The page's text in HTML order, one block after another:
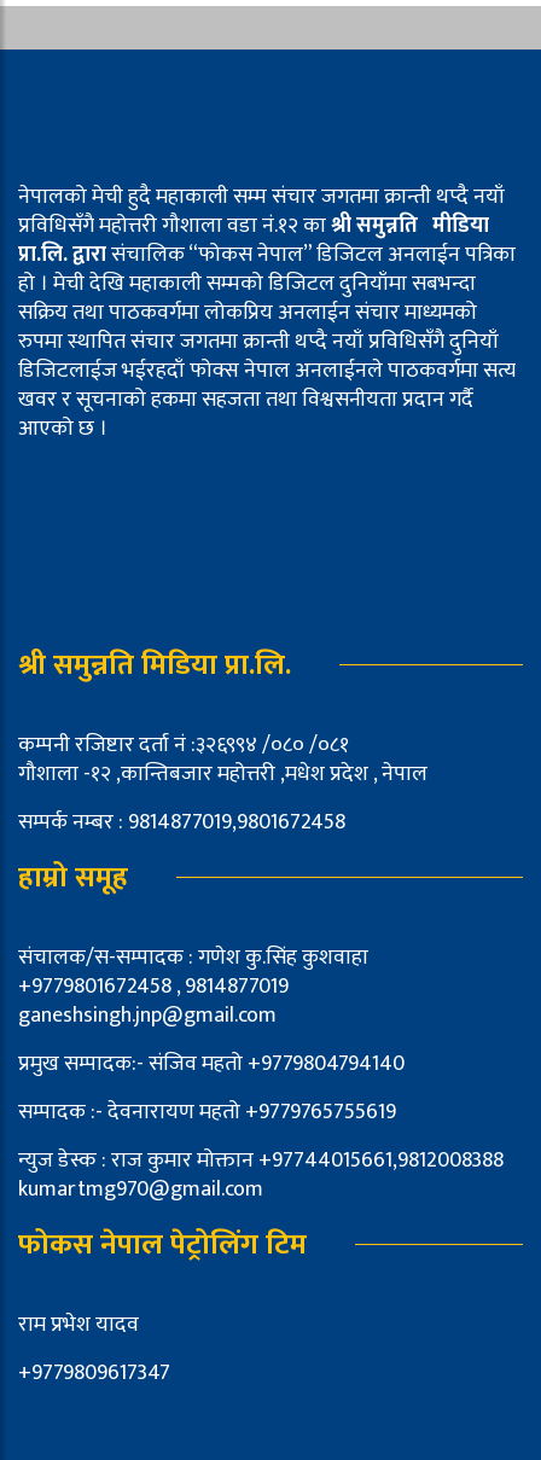
नेपालको मेची हुदै महाकाली सम्म संचार जगतमा क्रान्ती थप्दै नयाँ
प्रविधिसँगै महोत्तरी गौशाला वडा नं.१२ काश्री समुन्नति मीडिया
प्रा.लि. द्वारासंचालिक “फोकस नेपाल” डिजिटल अनलाईन पत्रिका
हो । मेची देखि महाकाली सम्मको डिजिटल दुनियाँमा सबभन्दा
सक्रिय तथा पाठकवर्गमा लोकप्रिय अनलाईन संचार माध्यमको
रुपमा स्थापित संचार जगतमा क्रान्ती थप्दै नयाँ प्रविधिसँगै दुनियाँ
डिजिटलाईज भईरहदाँ फोक्स नेपाल अनलाईनले पाठकवर्गमा सत्य
खवर र सूचनाको हकमा सहजता तथा विश्वसनीयता प्रदान गर्दै
आएको छ ।
श्री समुन्नति मिडिया प्रा.लि.
कम्पनी रजिष्टार दर्ता नं :३२६९९४ /०८० /०८१
गौशाला -१२ ,कान्तिबजार महोत्तरी ,मधेश प्रदेश , नेपाल
सम्पर्क नम्बर : 9814877019,9801672458
हाम्रो समूह
संचालक/स-सम्पादक : गणेश कु.सिंह कुशवाहा
+9779801672458 , 9814877019
ganeshsingh.jnp@gmail.com
प्रमुख सम्पादक:- संजिव महतो +9779804794140
सम्पादक :- देवनारायण महतो +9779765755619
न्युज डेस्क : राज कुमार मोक्तान +97744015661,9812008388
kumartmg970@gmail.com
फोकस नेपाल पेट्रोलिंग टिम
राम प्रभेश यादव
+9779809617347